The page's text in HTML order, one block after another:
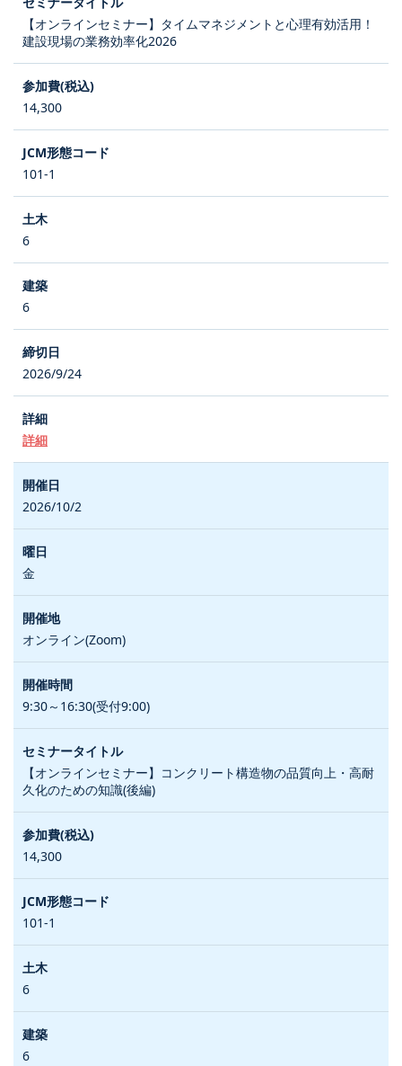
【オンラインセミナー】タイムマネジメントと心理有効活用！
建設現場の業務効率化2026
14,300
101-1
6
6
2026/9/24
詳細
2026/10/2
金
オンライン(Zoom)
9:30～16:30(受付9:00)
【オンラインセミナー】コンクリート構造物の品質向上・高耐
久化のための知識(後編)
14,300
101-1
6
6